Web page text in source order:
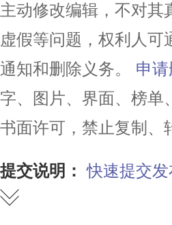
主动修改编辑，不对其
虚假等问题，权利人
通知和删除义务。
申
字、图片、界面、榜单
书面许可，禁止复制、
提交说明： 快速提交发